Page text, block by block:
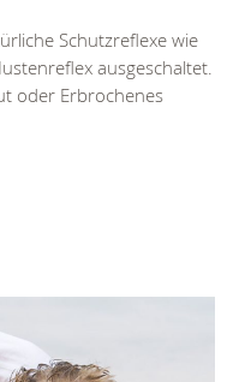
Schutzreflexe wie
ausgeschaltet.
oder Erbrochenes